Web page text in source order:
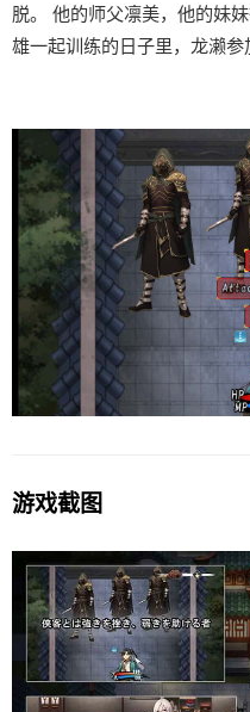
脱。 他的师父凛美，他的妹
雄一起训练的日子里，龙濑参
游戏截图